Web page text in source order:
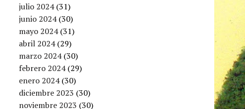
julio 2024(31)
junio 2024(30)
mayo 2024(31)
abril 2024(29)
marzo 2024(30)
febrero 2024(29)
enero 2024(30)
diciembre 2023 (30)
noviembre 2023 (30)